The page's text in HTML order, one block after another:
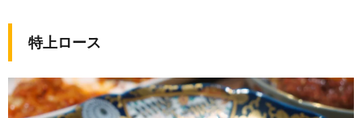
特上ロース